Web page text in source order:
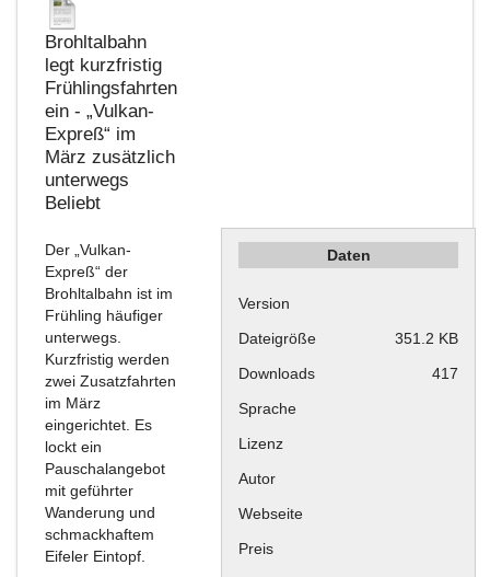
Brohltalbahn
legt kurzfristig
Frühlingsfahrten
ein - „Vulkan-
Expreß“ im
März zusätzlich
unterwegs
Beliebt
Der „Vulkan-
Expreß“ der
Brohltalbahn ist im
Frühling häufiger
unterwegs.
Kurzfristig werden
zwei Zusatzfahrten
im März
eingerichtet. Es
lockt ein
Pauschalangebot
mit geführter
Wanderung und
schmackhaftem
Eifeler Eintopf.
Daten
Version
Dateigröße
351.2 KB
Downloads
417
Sprache
Lizenz
Autor
Webseite
Preis